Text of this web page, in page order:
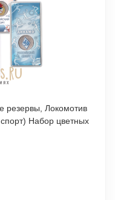
резервы, Локомотив
Набор цветных